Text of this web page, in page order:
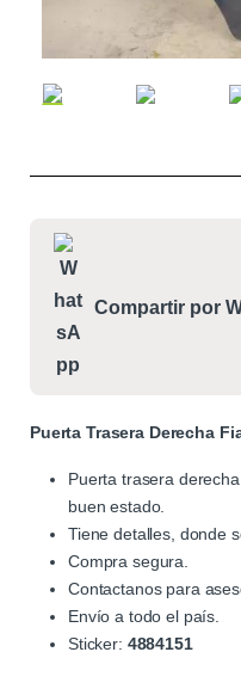
Compartir por
Puerta Trasera Derecha
Puerta trasera
buen estado.
Tiene detalles, donde
Compra segura.
Contactanos para
Envío a todo el país.
Sticker: 4884151